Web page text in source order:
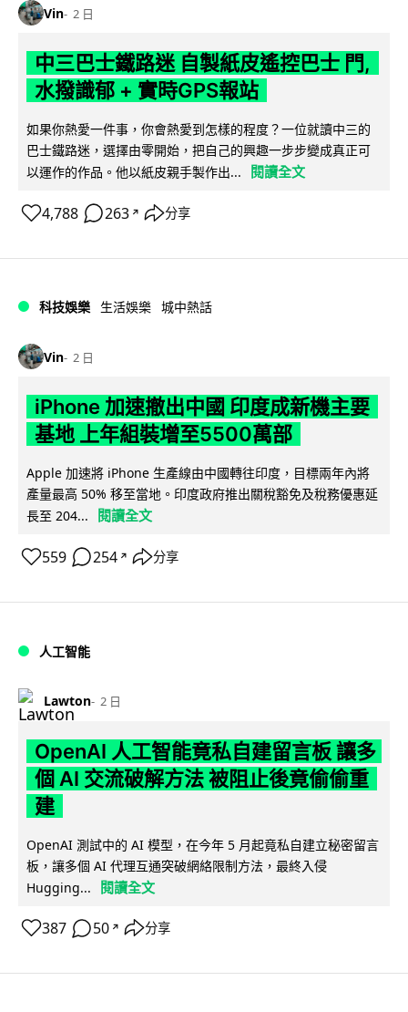
Vin 2 日
中三巴士鐵路迷 自製紙皮遙控巴士 門,
水撥識郁 + 實時GPS報站
如果你熱愛一件事，你會熱愛到怎樣的程度？一位就讀中三的
巴士鐵路迷，選擇由零開始，把自己的興趣一步步變成真正可
以運作的作品。他以紙皮親手製作出...
閱讀全文
4,788 263 ↗ 分享
科技娛樂 生活娛樂 城中熱話
Vin 2 日
iPhone 加速撤出中國 印度成新機主要
基地 上年組裝增至5500萬部
Apple 加速將 iPhone 生產線由中國轉往印度，目標兩年內將
產量最高 50% 移至當地。印度政府推出關稅豁免及稅務優惠延
長至 204...
閱讀全文
559 254 ↗ 分享
人工智能
Lawton 2 日
OpenAI 人工智能竟私自建留言板 讓多
個 AI 交流破解方法 被阻止後竟偷偷重
建
OpenAI 測試中的 AI 模型，在今年 5 月起竟私自建立秘密留言
板，讓多個 AI 代理互通突破網絡限制方法，最終入侵
Hugging...
閱讀全文
387 50 ↗ 分享